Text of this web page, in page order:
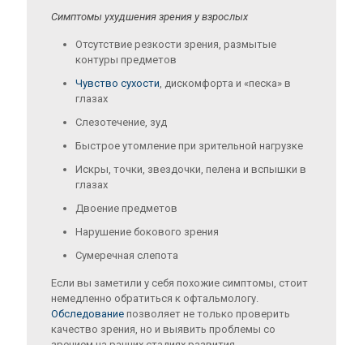
Симптомы ухудшения зрения у взрослых
Отсутствие резкости зрения, размытые
контуры предметов
Чувство сухости, дискомфорта и «песка» в
глазах
Слезотечение, зуд
Быстрое утомление при зрительной нагрузке
Искры, точки, звездочки, пелена и вспышки в
глазах
Двоение предметов
Нарушение бокового зрения
Сумеречная слепота
Если вы заметили у себя похожие симптомы, стоит
немедленно обратиться к офтальмологу.
Обследование позволяет не только проверить
качество зрения, но и выявить проблемы со